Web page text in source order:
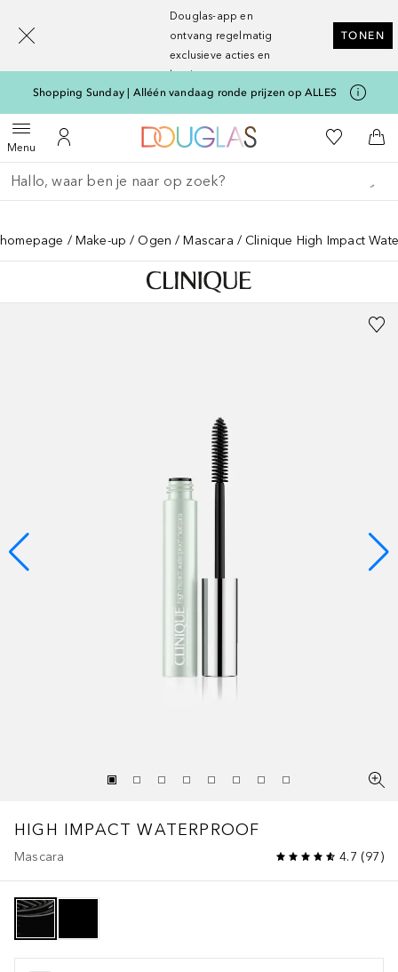
Douglas-app en
ontvang regelmatig
exclusieve acties en
kortingen
TONEN
Shopping Sunday | Alléén vandaag ronde prijzen op ALLES
MenuOpen menuNaar Mijn Account
Naar Douglas Home
Naar Mijn
Ga terug
Zoekopdracht uitvoeren
homepage Make-up Ogen Mascara Clinique High Impact
HIGH IMPACT WATERPROOF
Mascara 4.7 (97)
[navigation.slideout.screenreader]